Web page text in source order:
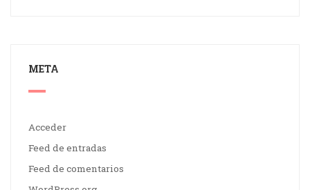
META
Acceder
Feed de entradas
Feed de comentarios